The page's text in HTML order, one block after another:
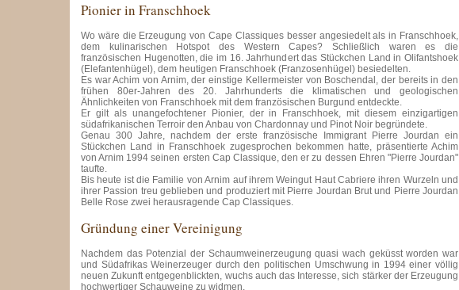
Pionier in Franschhoek
Wo wäre die Erzeugung von Cape Classiques besser angesiedelt als in Franschhoek,
dem kulinarischen Hotspot des Western Capes? Schließlich waren es die
französischen Hugenotten, die im 16. Jahrhundert das Stückchen Land in Olifantshoek
(Elefantenhügel), dem heutigen Franschhoek (Franzosenhügel) besiedelten.
Es war Achim von Arnim, der einstige Kellermeister von Boschendal, der bereits in den
frühen 80er-Jahren des 20. Jahrhunderts die klimatischen und geologischen
Ähnlichkeiten von Franschhoek mit dem französischen Burgund entdeckte.
Er gilt als unangefochtener Pionier, der in Franschhoek, mit diesem einzigartigen
südafrikanischen Terroir den Anbau von Chardonnay und Pinot Noir begründete.
Genau 300 Jahre, nachdem der erste französische Immigrant Pierre Jourdan ein
Stückchen Land in Franschhoek zugesprochen bekommen hatte, präsentierte Achim
von Arnim 1994 seinen ersten Cap Classique, den er zu dessen Ehren "Pierre Jourdan"
taufte.
Bis heute ist die Familie von Arnim auf ihrem Weingut Haut Cabriere ihren Wurzeln und
ihrer Passion treu geblieben und produziert mit Pierre Jourdan Brut und Pierre Jourdan
Belle Rose zwei herausragende Cap Classiques.
Gründung einer Vereinigung
Nachdem das Potenzial der Schaumweinerzeugung quasi wach geküsst worden war
und Südafrikas Weinerzeuger durch den politischen Umschwung in 1994 einer völlig
neuen Zukunft entgegenblickten, wuchs auch das Interesse, sich stärker der Erzeugung
hochwertiger Schauweine zu widmen.